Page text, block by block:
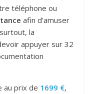
téléphone ou
afin d’amuser
la
appuyer sur 32
au prix de 1699 €,